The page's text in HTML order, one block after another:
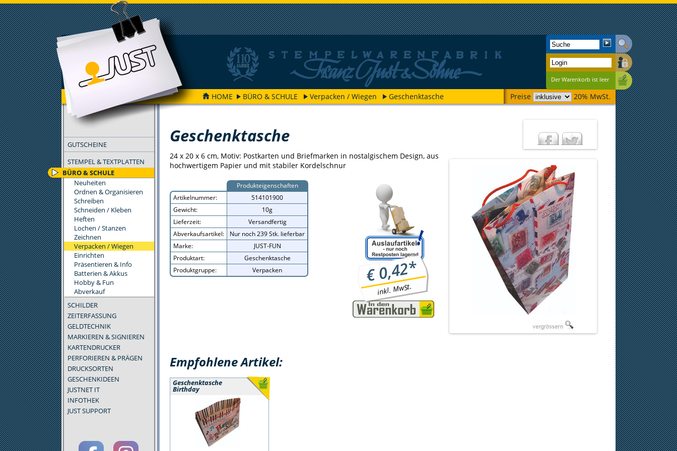
Der Warenkorb ist leer
Preise 20% MwSt.
HOME BÜRO & SCHULE Verpacken / Wiegen Geschenktasche
GUTSCHEINE
STEMPEL & TEXTPLATTEN
BÜRO & SCHULE
Neuheiten
Ordnen & Organisieren
Schreiben
Schneiden / Kleben
Heften
Lochen / Stanzen
Zeichnen
Verpacken / Wiegen
Einrichten
Präsentieren & Info
Batterien & Akkus
Hobby & Fun
Abverkauf
SCHILDER
ZEITERFASSUNG
GELDTECHNIK
MARKIEREN & SIGNIEREN
KARTENDRUCKER
PERFORIEREN & PRÄGEN
DRUCKSORTEN
GESCHENKIDEEN
JUSTNET IT
INFOTHEK
JUST SUPPORT
FILTER
Geschenktasche
24 x 20 x 6 cm, Motiv: Postkarten und Briefmarken in nostalgischem Design, aus
hochwertigem Papier und mit stabiler Kordelschnur
€0,42*
inkl. MwSt.
Produkteigenschaften
Artikelnummer:
514101900
Gewicht:
10g
Lieferzeit:
Versandfertig
Abverkaufsartikel:
Nur noch 239 Stk. lieferbar
Marke:
JUST-FUN
Produktart:
Geschenktasche
Produktgruppe:
Verpacken
Empfohlene Artikel:
Geschenktasche
Birthday